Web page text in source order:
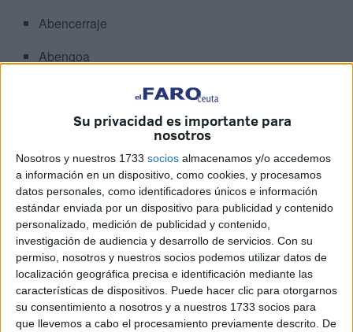
Su privacidad es importante para
nosotros
Nosotros y nuestros 1733 socios almacenamos y/o accedemos
a información en un dispositivo, como cookies, y procesamos
datos personales, como identificadores únicos e información
estándar enviada por un dispositivo para publicidad y contenido
personalizado, medición de publicidad y contenido,
investigación de audiencia y desarrollo de servicios. Con su
permiso, nosotros y nuestros socios podemos utilizar datos de
localización geográfica precisa e identificación mediante las
características de dispositivos. Puede hacer clic para otorgarnos
su consentimiento a nosotros y a nuestros 1733 socios para
que llevemos a cabo el procesamiento previamente descrito. De
Abencerraje
Abengoa
Abraham
Abril
Abufhele
Abufom
Abuhadba
Abusada
Adauy